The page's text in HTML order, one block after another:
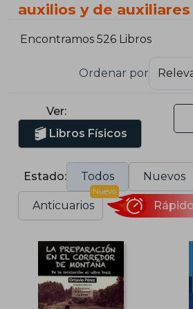
auxilios y de
Encontramos 526 Libros
Ordenar por
Ver:
Libros Físicos
Estado: Todos Nuevos
Anticuarios
Nuevo
Rápido